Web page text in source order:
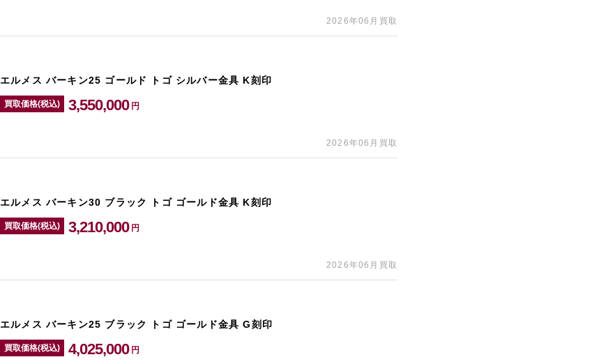
2026年06月買取
エルメス バーキン25 ゴールド トゴ シルバー金具 K刻印
買取価格(税込) 3,550,000 円
2026年06月買取
エルメス バーキン30 ブラック トゴ ゴールド金具 K刻印
買取価格(税込) 3,210,000 円
2026年06月買取
エルメス バーキン25 ブラック トゴ ゴールド金具 G刻印
買取価格(税込) 4,025,000 円